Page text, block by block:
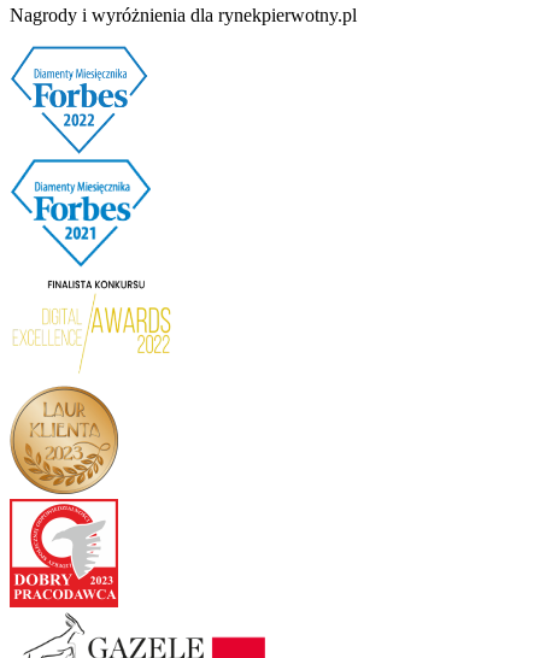
Nagrody i wyróżnienia dla rynekpierwotny.pl